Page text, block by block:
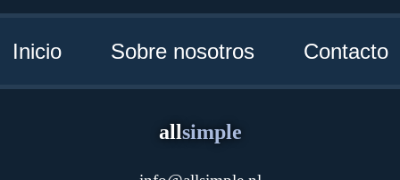
Inicio Sobre nosotros Contacto
allsimple